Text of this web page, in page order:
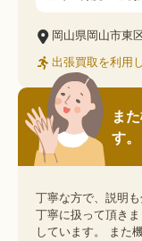
岡山県岡山市東
出張買取を利用
ま
す。
丁寧な方で、説明
丁寧に扱って頂き
しています。 また